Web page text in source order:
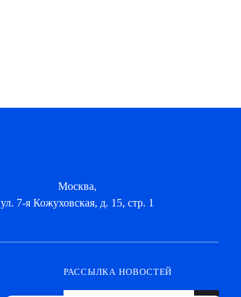
Москва,
ул. 7-я Кожуховская, д. 15, стр. 1
РАССЫЛКА НОВОСТЕЙ